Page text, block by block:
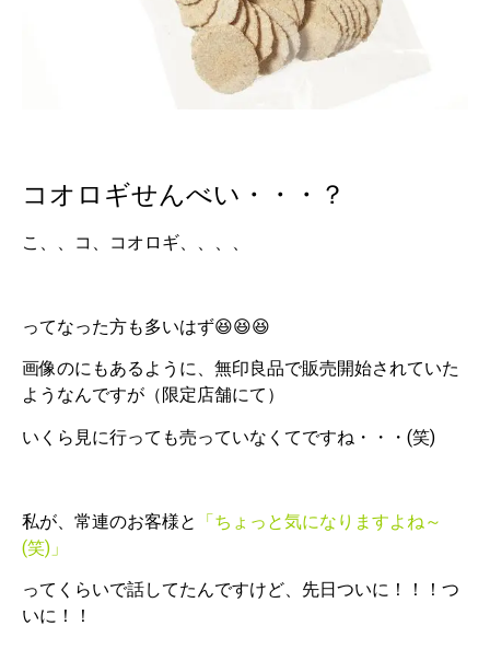
コオロギせんべい・・・？
こ、、コ、コオロギ、、、、
ってなった方も多いはず😆😆😆
画像のにもあるように、無印良品で販売開始されていた
ようなんですが（限定店舗にて）
いくら見に行っても売っていなくてですね・・・(笑)
私が、常連のお客様と
「ちょっと気になりますよね～
(笑)」
ってくらいで話してたんですけど、先日ついに！！！つ
いに！！